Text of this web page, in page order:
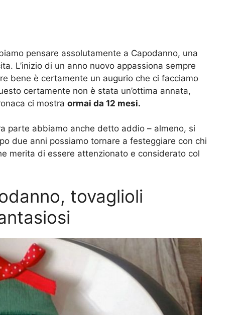
pensare assolutamente a Capodanno, una
L’inizio di un anno nuovo appassiona sempre
bene è certamente un augurio che ci facciamo
certamente non è stata un’ottima annata,
ci mostra ormai da 12 mesi.
parte abbiamo anche detto addio – almeno, si
due anni possiamo tornare a festeggiare con chi
merita di essere attenzionato e considerato col
tovaglioli